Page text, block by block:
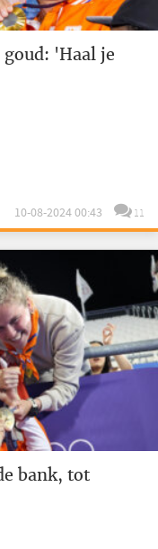
'Haal je
10-08-2024 00:43 11
bank, tot